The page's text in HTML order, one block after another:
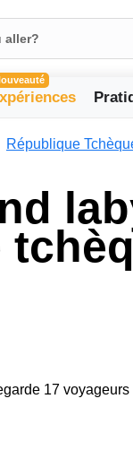
République
17 voyageurs